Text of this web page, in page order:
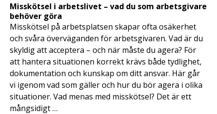
Misskötsel i arbetslivet – vad du som arbetsgivare
behöver göra
Misskötsel på arbetsplatsen skapar ofta osäkerhet
och svåra överväganden för arbetsgivaren. Vad är du
skyldig att acceptera – och när måste du agera? För
att hantera situationen korrekt krävs både tydlighet,
dokumentation och kunskap om ditt ansvar. Här går
vi igenom vad som gäller och hur du bör agera i olika
situationer. Vad menas med misskötsel? Det är ett
mångsidigt …